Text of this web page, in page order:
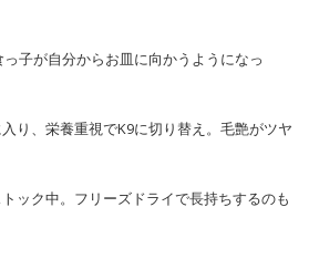
っ子が自分からお皿に向かうようになっ
入り、栄養重視でK9に切り替え。毛艶がツヤ
トック中。フリーズドライで長持ちするのも